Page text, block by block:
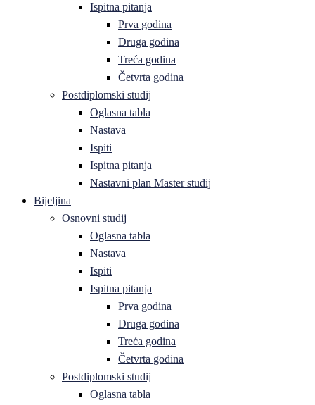
Ispitna pitanja
Prva godina
Druga godina
Treća godina
Četvrta godina
Postdiplomski studij
Oglasna tabla
Nastava
Ispiti
Ispitna pitanja
Nastavni plan Master studij
Bijeljina
Osnovni studij
Oglasna tabla
Nastava
Ispiti
Ispitna pitanja
Prva godina
Druga godina
Treća godina
Četvrta godina
Postdiplomski studij
Oglasna tabla